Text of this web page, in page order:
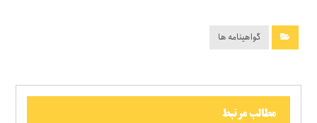
گواهینامه ها
مطالب مرتبط